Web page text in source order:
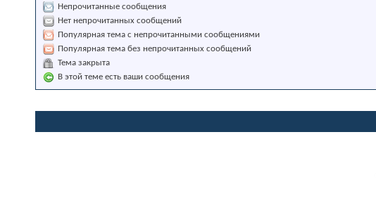
Непрочитанные сообщения
Нет непрочитанных сообщений
Популярная тема с непрочитанными сообщениями
Популярная тема без непрочитанных сообщений
Тема закрыта
В этой теме есть ваши сообщения